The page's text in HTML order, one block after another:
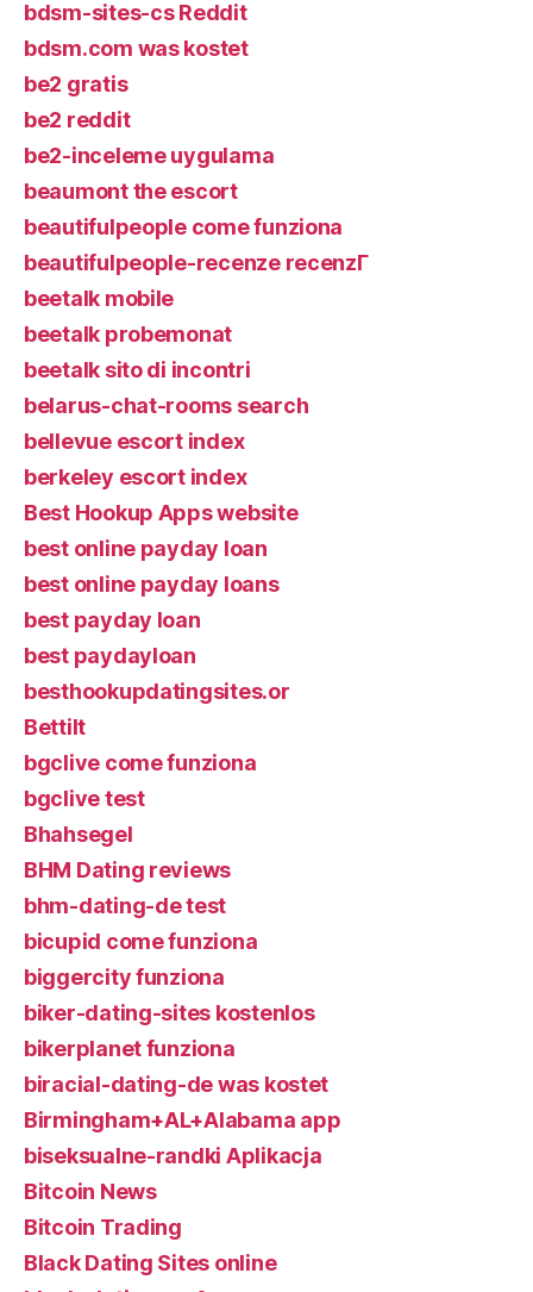
bdsm-sites-cs Reddit
bdsm.com was kostet
be2 gratis
be2 reddit
be2-inceleme uygulama
beaumont the escort
beautifulpeople come funziona
beautifulpeople-recenze recenzГ­
beetalk mobile
beetalk probemonat
beetalk sito di incontri
belarus-chat-rooms search
bellevue escort index
berkeley escort index
Best Hookup Apps website
best online payday loan
best online payday loans
best payday loan
best paydayloan
besthookupdatingsites.or
Bettilt
bgclive come funziona
bgclive test
Bhahsegel
BHM Dating reviews
bhm-dating-de test
bicupid come funziona
biggercity funziona
biker-dating-sites kostenlos
bikerplanet funziona
biracial-dating-de was kostet
Birmingham+AL+Alabama app
biseksualne-randki Aplikacja
Bitcoin News
Bitcoin Trading
Black Dating Sites online